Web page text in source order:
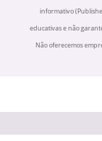
informativo
educativas e não
Não oferecemos